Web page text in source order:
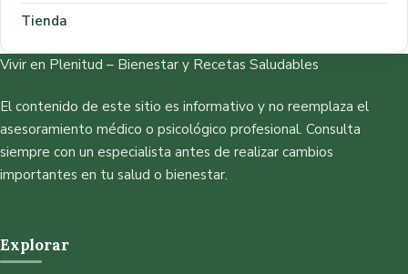
Tienda
Vivir en Plenitud – Bienestar y Recetas Saludables
El contenido de este sitio es informativo y no reemplaza el
asesoramiento médico o psicológico profesional. Consulta
siempre con un especialista antes de realizar cambios
importantes en tu salud o bienestar.
Explorar